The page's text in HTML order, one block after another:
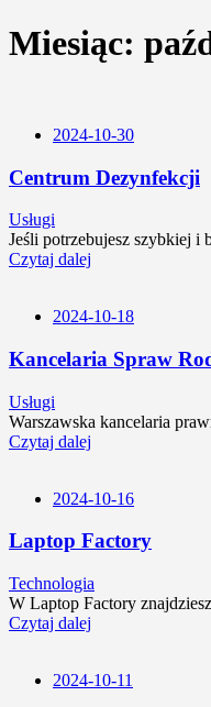
Miesiąc:
2024-10-30
Centrum Dezynfekcji
Usługi
Jeśli potrzebujesz szybkiej i
Czytaj dalej
2024-10-18
Kancelaria Spraw
Usługi
Warszawska kancelaria
Czytaj dalej
2024-10-16
Laptop Factory
Technologia
W Laptop Factory
Czytaj dalej
2024-10-11